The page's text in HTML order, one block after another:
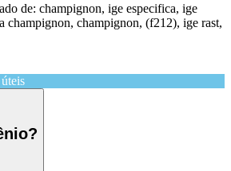
de: champignon, ige especifica, ige
champignon, champignon, (f212), ige rast,